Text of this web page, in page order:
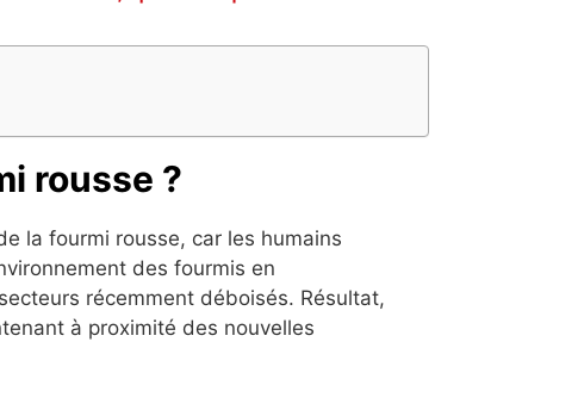
rousse ?
la fourmi rousse, car les humains
des fourmis en
récemment déboisés. Résultat,
à proximité des nouvelles